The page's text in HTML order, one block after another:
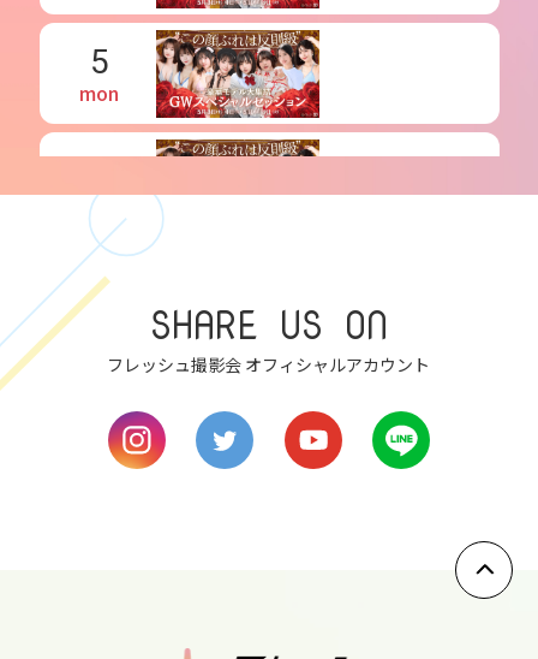
5
mon
tue
7
wed
thu
SHARE US ON
フレッシュ撮影会 オフィシャルアカウント